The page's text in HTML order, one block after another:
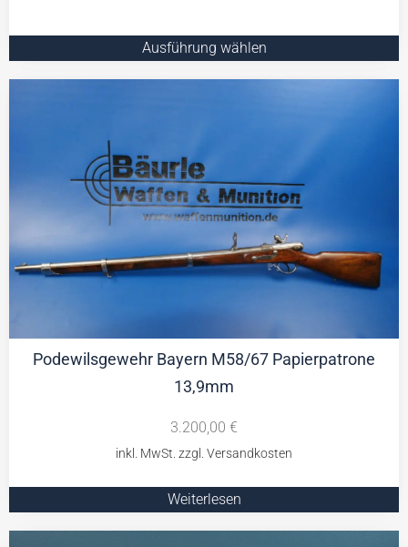
Ausführung wählen
Podewilsgewehr Bayern M58/67 Papierpatrone
13,9mm
3.200,00 €
Weiterlesen